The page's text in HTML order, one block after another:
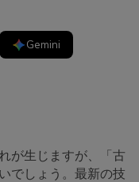
Gemini
が生じますが、「古
でしょう。最新の技